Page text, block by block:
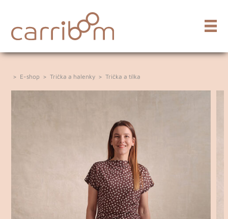
> E-shop >Trička a halenky >Trička a tílka